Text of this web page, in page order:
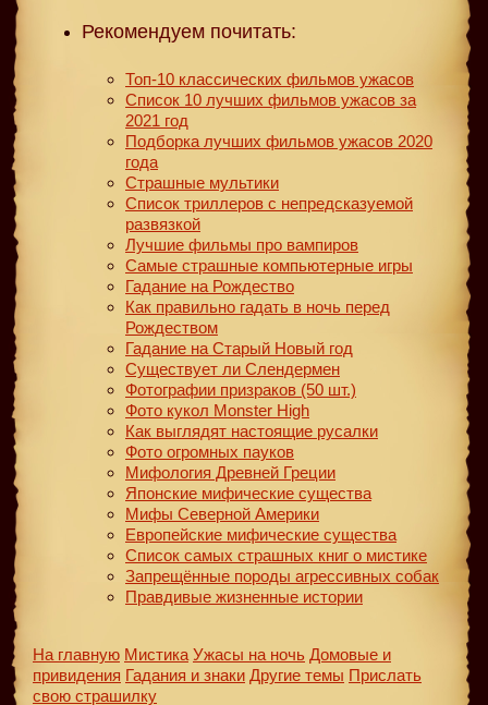
Рекомендуем почитать:
Топ-10 классических фильмов ужасов
Список 10 лучших фильмов ужасов за
2021 год
Подборка лучших фильмов ужасов 2020
года
Страшные мультики
Список триллеров с непредсказуемой
развязкой
Лучшие фильмы про вампиров
Самые страшные компьютерные игры
Гадание на Рождество
Как правильно гадать в ночь перед
Рождеством
Гадание на Старый Новый год
Существует ли Слендермен
Фотографии призраков (50 шт.)
Фото кукол Monster High
Как выглядят настоящие русалки
Фото огромных пауков
Мифология Древней Греции
Японские мифические существа
Мифы Северной Америки
Европейские мифические существа
Список самых страшных книг о мистике
Запрещённые породы агрессивных собак
Правдивые жизненные истории
На главную Мистика Ужасы на ночь Домовые и
привидения Гадания и знаки Другие темы Прислать
свою страшилку